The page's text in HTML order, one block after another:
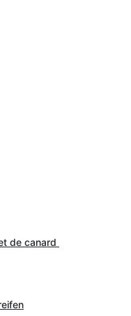
de canard